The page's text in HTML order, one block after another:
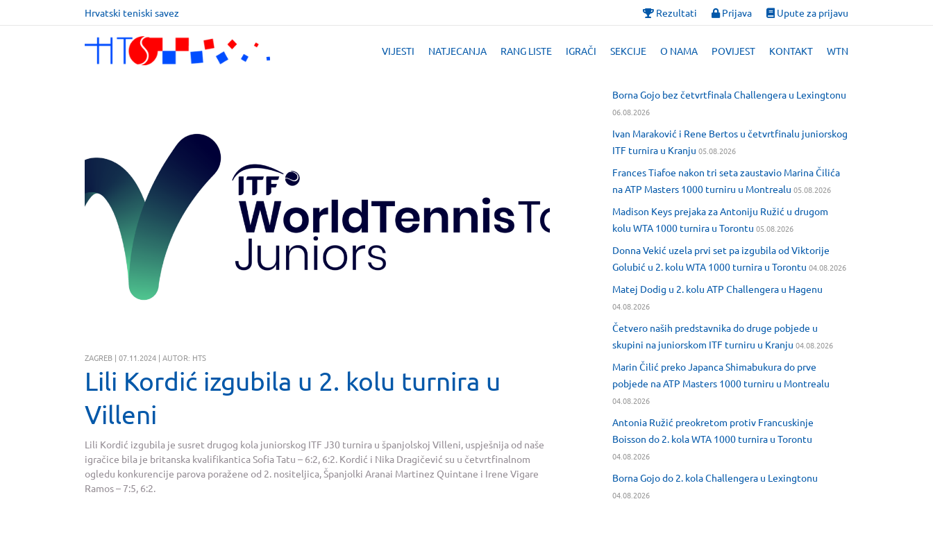
Hrvatski teniski savez Rezultati Prijava Upute za prijavu
VIJESTI NATJECANJA RANG LISTE IGRAČI SEKCIJE O NAMA POVIJEST KONTAKT WTN
ZAGREB | 07.11.2024 | AUTOR: HTS
Lili Kordić izgubila u 2. kolu turnira u
Villeni
Lili Kordić izgubila je susret drugog kola juniorskog ITF J30 turnira u španjolskoj Villeni, uspješnija od naše
igračice bila je britanska kvalifikantica Sofia Tatu – 6:2, 6:2. Kordić i Nika Dragičević su u četvrtfinalnom
ogledu konkurencije parova poražene od 2. nositeljica, Španjolki Aranai Martinez Quintane i Irene Vigare
Ramos – 7:5, 6:2.
Borna Gojo bez četvrtfinala Challengera u Lexingtonu
06.08.2026
Ivan Maraković i Rene Bertos u četvrtfinalu juniorskog
ITF turnira u Kranju 05.08.2026
Frances Tiafoe nakon tri seta zaustavio Marina Čilića
na ATP Masters 1000 turniru u Montrealu 05.08.2026
Madison Keys prejaka za Antoniju Ružić u drugom
kolu WTA 1000 turnira u Torontu 05.08.2026
Donna Vekić uzela prvi set pa izgubila od Viktorije
Golubić u 2. kolu WTA 1000 turnira u Torontu 04.08.2026
Matej Dodig u 2. kolu ATP Challengera u Hagenu
04.08.2026
Četvero naših predstavnika do druge pobjede u
skupini na juniorskom ITF turniru u Kranju 04.08.2026
Marin Čilić preko Japanca Shimabukura do prve
pobjede na ATP Masters 1000 turniru u Montrealu
04.08.2026
Antonia Ružić preokretom protiv Francuskinje
Boisson do 2. kola WTA 1000 turnira u Torontu
04.08.2026
Borna Gojo do 2. kola Challengera u Lexingtonu
04.08.2026